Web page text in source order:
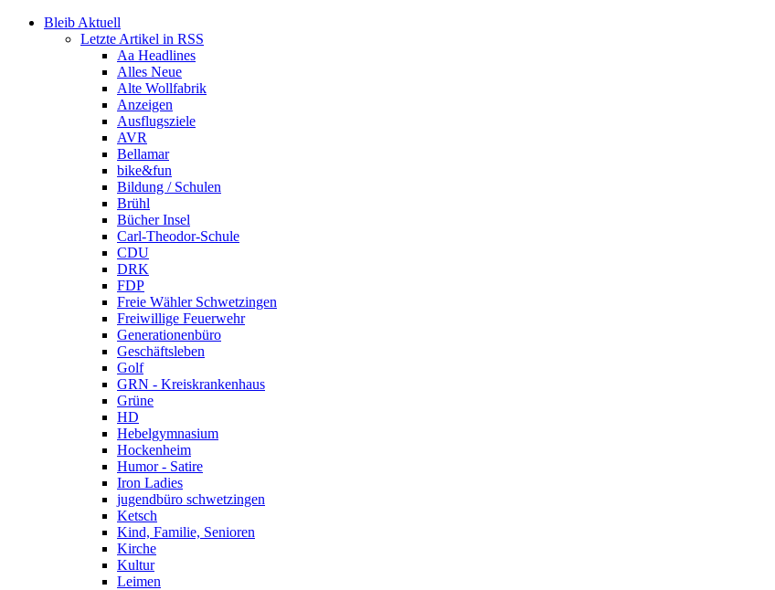
Bleib Aktuell
Letzte Artikel in RSS
Aa Headlines
Alles Neue
Alte Wollfabrik
Anzeigen
Ausflugsziele
AVR
Bellamar
bike&fun
Bildung / Schulen
Brühl
Bücher Insel
Carl-Theodor-Schule
CDU
DRK
FDP
Freie Wähler Schwetzingen
Freiwillige Feuerwehr
Generationenbüro
Geschäftsleben
Golf
GRN - Kreiskrankenhaus
Grüne
HD
Hebelgymnasium
Hockenheim
Humor - Satire
Iron Ladies
jugendbüro schwetzingen
Ketsch
Kind, Familie, Senioren
Kirche
Kultur
Leimen